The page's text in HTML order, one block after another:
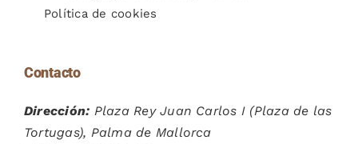
Política de cookies
Contacto
Dirección: Plaza Rey Juan Carlos I (Plaza de las
Tortugas), Palma de Mallorca